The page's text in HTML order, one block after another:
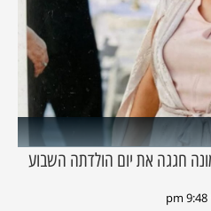
חגגה את יום הולדתה השבוע
9:48 pm